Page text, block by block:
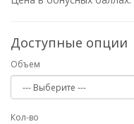
Доступные опции
Объем
Кол-во